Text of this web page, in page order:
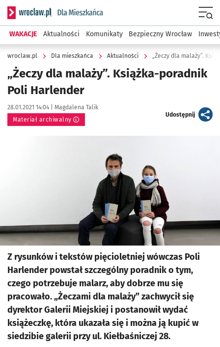
Serwis informacyjny wroclaw.pl podserwis: Dla mieszkańca
WAKACJE Aktualności Komunikaty Bezpieczny Wrocław
wroclaw.pl Dla mieszkańca Aktualności „Żeczy dla malaży”.
„Żeczy dla malaży”. Książka-poradnik
Poli Harlender
Data publikacji:
28.01.2021 14:04 | Autor:
Magdalena Talik
Materiał archiwalny
Udostępnijartykuł
Z rysunków i tekstów pięcioletniej wówczas Poli
Harlender powstał szczególny poradnik o tym,
czego potrzebuje malarz, aby dobrze mu się
pracowało. „Żeczami dla malaży” zachwycił się
dyrektor Galerii Miejskiej i postanowił wydać
książeczkę, która ukazała się i można ją kupić w
siedzibie galerii przy ul. Kiełbaśniczej 28.